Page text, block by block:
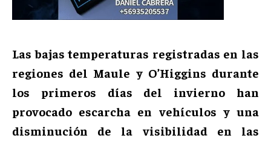
Las bajas temperaturas registradas en las
regiones del Maule y O’Higgins durante
los primeros días del invierno han
provocado escarcha en vehículos y una
disminución de la visibilidad en las